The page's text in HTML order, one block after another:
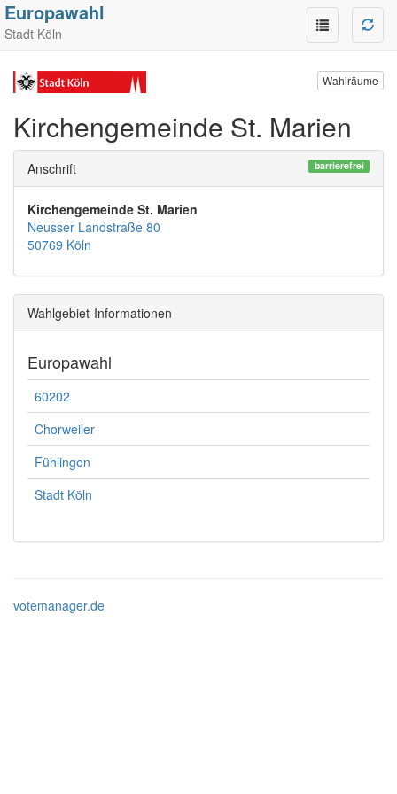
Europawahl
Stadt Köln
Wahlräume
Kirchengemeinde St. Marien
Anschrift barrierefrei
Kirchengemeinde St. Marien
Neusser Landstraße 80
50769 Köln
Wahlgebiet-Informationen
Europawahl
60202
Chorweiler
Fühlingen
Stadt Köln
votemanager.de